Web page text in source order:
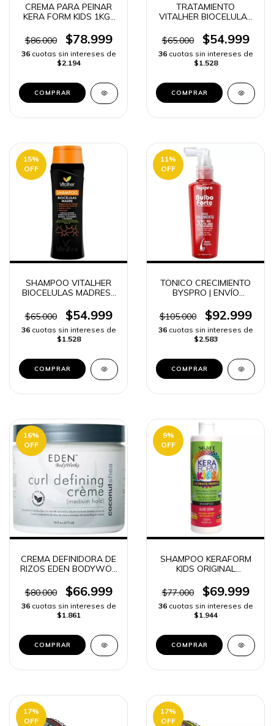
CREMA PARA PEINAR
KERA FORM KIDS 1KG |
$86.000
$78.999
36 cuotas sin intereses de
$2.194
TRATAMIENTO
VITALHER BIOCELULAS
RÁPIDO
$65.000 $54.999
36 cuotas sin intereses de
$1.528
15%
OFF
SHAMPOO VITALHER
BIOCELULAS MADRES |
$65.000
$54.999
36 cuotas sin intereses de
$1.528
11%
OFF
TONICO CRECIMIENTO
BYSPRO | ENVÍO
$105.000
$92.999
36 cuotas sin intereses de
$2.583
16%
OFF
CREMA DEFINIDORA DE
RIZOS EDEN BODYWOR
RAPIDO
$80.000 $66.999
36 cuotas sin intereses de
$1.861
9%
OFF
SHAMPOO KERAFORM
KIDS ORIGINAL
RAPIDO
$77.000 $69.999
36 cuotas sin intereses de
$1.944
17%
OFF
17%
OFF